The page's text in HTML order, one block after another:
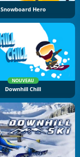
Snowboard Hero
NOUVEAU
Downhill Chill